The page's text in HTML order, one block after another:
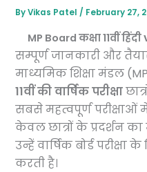
ByVikas Patel/ February 27,
MP Board कक्षा 11वीं हिंदी
सम्पूर्ण जानकारी और
माध्यमिक शिक्षा मंडल
11वीं की वार्षिक परीक्षा
सबसे महत्वपूर्ण परीक्षाओं
केवल छात्रों के प्रदर्शन
उन्हें वार्षिक बोर्ड
करती है।